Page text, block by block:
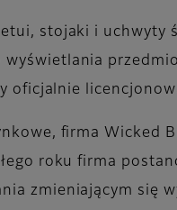
stojaki i uchwyty
oficjalnie
firma Wicked
roku firma
zmieniającym się